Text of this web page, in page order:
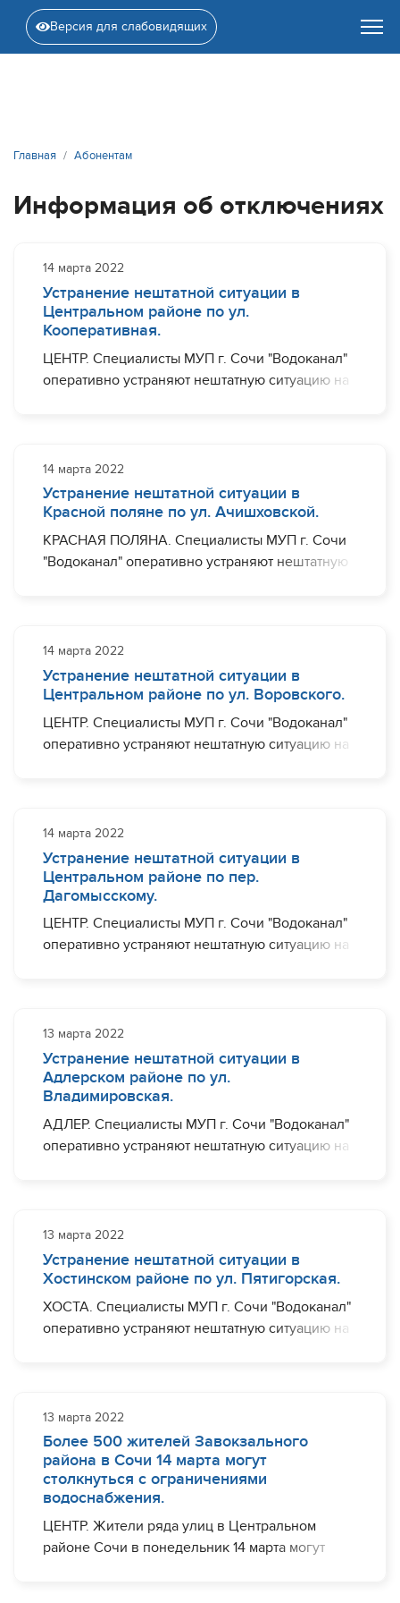
Версия для слабовидящих
Главная Абонентам
Информация об отключениях
Устранение нештатной ситуации в
Центральном районе по ул.
Кооперативная.
14 марта 2022
ЦЕНТР. Специалисты МУП г. Сочи "Водоканал"
оперативно устраняют нештатную ситуацию на
наблюдаться (частично): ул. Кооперативная.
Завершить необходимый комплекс работ
планируется до 19:00.
Устранение нештатной ситуации в
Красной поляне по ул. Ачишховской.
14 марта 2022
КРАСНАЯ ПОЛЯНА. Специалисты МУП г. Сочи
"Водоканал" оперативно устраняют нештатную
наблюдаться (частично): ул. Пчеловодов, ул.
Заповедная, ул. Гидростроителей.
Завершить необходимый комплекс работ
планируется до 13:00.
Устранение нештатной ситуации в
Центральном районе по ул. Воровского.
14 марта 2022
ЦЕНТР. Специалисты МУП г. Сочи "Водоканал"
оперативно устраняют нештатную ситуацию на
наблюдаться (частично): ул. Кооперативная.
Завершить необходимый комплекс работ
планируется до 20:00.
Устранение нештатной ситуации в
Центральном районе по пер.
Дагомысскому.
14 марта 2022
ЦЕНТР. Специалисты МУП г. Сочи "Водоканал"
оперативно устраняют нештатную ситуацию на
наблюдаться (частично): микрорайон Ареда,
ул. Туапсинская, ул. Дагомысская, пер.
Дагомысский
Завершить необходимый комплекс работ
планируется до 15:00.
Устранение нештатной ситуации в
Адлерском районе по ул.
Владимировская.
13 марта 2022
АДЛЕР. Специалисты МУП г. Сочи "Водоканал"
оперативно устраняют нештатную ситуацию на
наблюдаться (частично) ул. Дагестанская, ул.
Куликовская, ул. Афонская, ул.
Владимировская, ул. Гомельская, ул.
Завершить необходимый комплекс работ
Устранение нештатной ситуации в
Хостинском районе по ул. Пятигорская.
13 марта 2022
ХОСТА. Специалисты МУП г. Сочи "Водоканал"
оперативно устраняют нештатную ситуацию на
наблюдаться (частично) ул. Земнухова, ул.
Лизы Чайкиной, ул. Молодогвардейская, ул.
Тюленина, ул. Громовой, ул. Пятигорская.
Завершить необходимый комплекс работ
Более 500 жителей Завокзального
района в Сочи 14 марта могут
столкнуться с ограничениями
водоснабжения.
13 марта 2022
ЦЕНТР. Жители ряда улиц в Центральном
районе Сочи в понедельник 14 марта могут